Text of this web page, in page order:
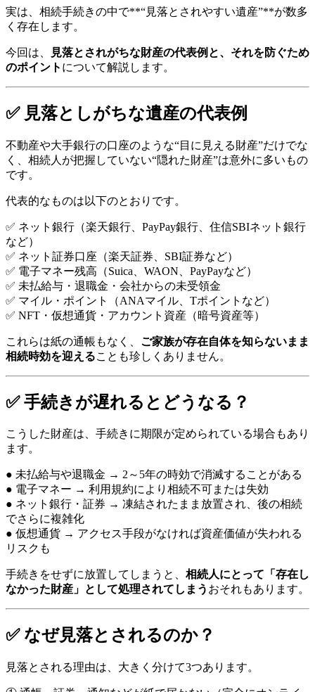
実は、相続手続きの中で**“見落とされやすい遺産”**が数多
く存在します。
今回は、
見落とされがちな財産の代表例と、それを防ぐため
のポイント について解説します。
✅ 見落としがちな遺産の代表例
不動産や大手銀行の口座のような“目に見える財産”だけでな
く、相続人が把握していない“隠れた財産”は意外に多いもの
です。
代表的なものは以下のとおりです。
✅ ネット銀行（楽天銀行、PayPay銀行、住信SBIネット銀行
など）
✅ ネット証券口座（楽天証券、SBI証券など）
✅ 電子マネー残高（Suica、WAON、PayPayなど）
✅ 未払給与・退職金・会社からの未受領金
✅ マイル・ポイント（ANAマイル、Tポイントなど）
✅ NFT・仮想通貨・アカウント資産（暗号資産等）
これらは紙の通帳もなく、 ご家族が存在自体を知らないまま
相続時効を迎えることも珍しくありません。
✅ 手続きが遅れるとどうなる？
こうした財産は、手続きに期限が定められている場合もあり
ます。
● 未払給与や退職金 → 2～5年の時効で消滅することがある
● 電子マネー → 利用規約により相続不可または失効
● ネット銀行・証券 → 凍結されたまま放置され、後の相続
でさらに複雑化
● 仮想通貨 → アクセス手段がなければ資産価値が失われる
リスクも
手続きをせずに放置してしまうと、 相続人にとって「存在し
なかった財産」として処理されてしまう おそれもあります。
✅ なぜ見落とされるのか？
見落とされる理由は、大きく分けて3つあります。